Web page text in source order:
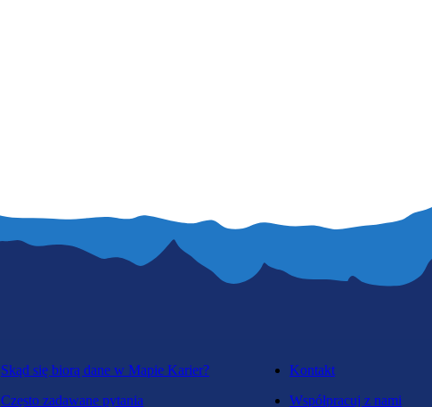
Skąd się biorą dane w Mapie Karier?
Często zadawane pytania
Kontakt
Współpracuj z nami